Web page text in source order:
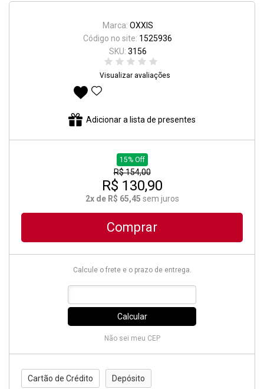
Marca: OXXIS
Código no site: 1525936
SKU: 3156
Visualizar avaliações
Adicionar a lista de presentes
15% Off
R$ 154,00
R$ 130,90
2x de R$ 65,45 sem juros
Comprar
Calcule o frete e o prazo de entrega.
Calcular
Não sei meu CEP
Cartão de Crédito Depósito